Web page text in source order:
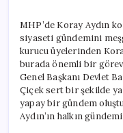
MHP’de Koray Aydın
siyaseti gündemini
kurucu üyelerinden
burada önemli bir
Genel Başkanı Devlet
Çiçek sert bir şekilde
yapay bir gündem
Aydın’ın halkın